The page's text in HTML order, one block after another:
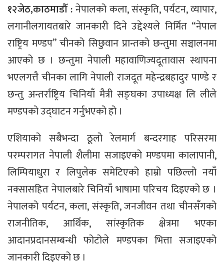
१२जेठ,काठमाडौँ :नेपालको कला, संस्कृति, पर्यटन, व्यापार,
लगानीलगायतबारे जानकारी दिने उद्देश्यले निर्मित “नेपाल
राष्ट्रिय मण्डप” चीनको सिछुवान प्रान्तको छन्तुमा सञ्चालनमा
आएको छ । छन्तुमा नेपाली महावाणिज्यदूतावास स्थापना
भएलगत्तै चीनका लागि नेपाली राजदूत महेन्द्रबहादुर पाण्डे र
छन्तु अन्तर्राष्ट्रिय चिनियाँ मैत्री सङ्घका उपाध्यक्ष लि लीले
मण्डपको उद्घाटन गर्नुभएको हो ।
एशियाको सबैभन्दा ठूलो रेलमार्ग बन्दरगाह परिसरमा
परम्परागत नेपाली शैलीमा सजाइएको मण्डपमा कालापानी,
लिम्पियाधुरा र लिपुलेक समेटिएको हाम्रो पछिल्लो नयाँ
नक्सासहित नेपालबारे चिनियाँ भाषामा परिचय दिइएको छ ।
नेपालको पर्यटन, कला, संस्कृति, जनजीवन तथा चीनसँगको
राजनीतिक, आर्थिक, सांस्कृतिक क्षेत्रमा भएका
आदानप्रदानसम्बन्धी फोटोले मण्डपका भित्ता सजाइएको
जानकारी दिइएको छ ।